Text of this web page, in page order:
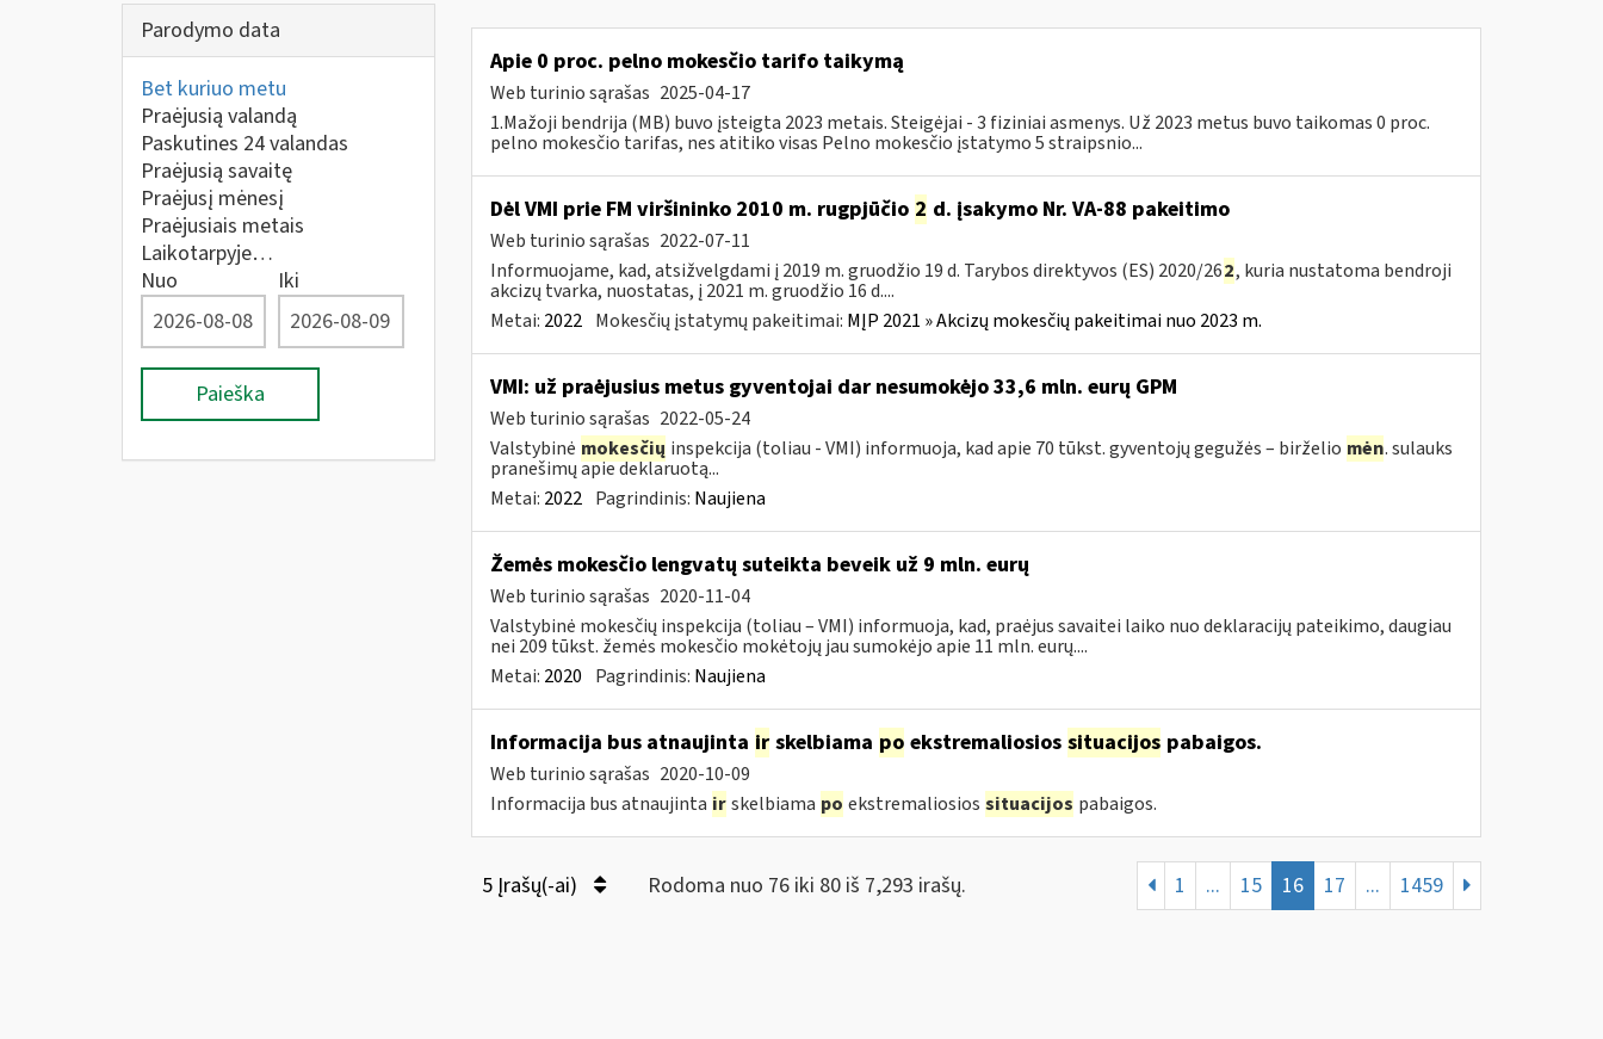
Parodymo data
Bet kuriuo metu
Praėjusią valandą
Paskutines 24 valandas
Praėjusią savaitę
Praėjusį mėnesį
Praėjusiais metais
Laikotarpyje…
Nuo
Iki
Paieška
Apie 0 proc. pelno mokesčio tarifo taikymą
Web turinio sąrašas 2025-04-17
1.Mažoji bendrija (MB) buvo įsteigta 2023 metais. Steigėjai - 3 fiziniai asmenys. Už 2023 metus buvo taikomas 0 proc.
pelno mokesčio tarifas, nes atitiko visas Pelno mokesčio įstatymo 5 straipsnio...
Dėl VMI prie FM viršininko 2010 m. rugpjūčio 2 d. įsakymo Nr. VA-88 pakeitimo
Web turinio sąrašas 2022-07-11
Informuojame, kad, atsižvelgdami į 2019 m. gruodžio 19 d. Tarybos direktyvos (ES) 2020/262, kuria nustatoma bendroji
akcizų tvarka, nuostatas, į 2021 m. gruodžio 16 d....
Metai: 2022 Mokesčių įstatymų pakeitimai: MĮP 2021 » Akcizų mokesčių pakeitimai nuo 2023 m.
VMI: už praėjusius metus gyventojai dar nesumokėjo 33,6 mln. eurų GPM
Web turinio sąrašas 2022-05-24
Valstybinė mokesčių inspekcija (toliau - VMI) informuoja, kad apie 70 tūkst. gyventojų gegužės – birželio mėn. sulauks
pranešimų apie deklaruotą...
Metai: 2022 Pagrindinis: Naujiena
Žemės mokesčio lengvatų suteikta beveik už 9 mln. eurų
Web turinio sąrašas 2020-11-04
Valstybinė mokesčių inspekcija (toliau – VMI) informuoja, kad, praėjus savaitei laiko nuo deklaracijų pateikimo, daugiau
nei 209 tūkst. žemės mokesčio mokėtojų jau sumokėjo apie 11 mln. eurų....
Metai: 2020 Pagrindinis: Naujiena
Informacija bus atnaujinta irskelbiama po ekstremaliosios situacijos pabaigos.
Web turinio sąrašas 2020-10-09
Informacija bus atnaujinta ir skelbiama po ekstremaliosios situacijos pabaigos.
5 Įrašų(-ai) Rodoma nuo 76 iki 80 iš 7,293 irašų. 1 ... 15 16 17 ... 1459